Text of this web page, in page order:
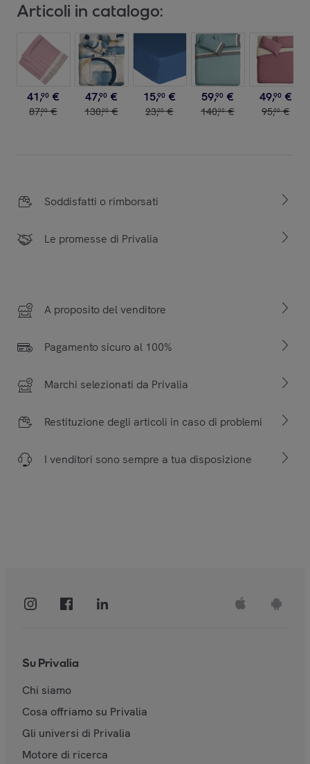
Articoli in catalogo:
41,90 €
87,00 €
47,90 €
130,00 €
15,90 €
23,00 €
59,90 €
140,00 €
49,90 €
95,00 €
Soddisfatti o rimborsati
Le promesse di Privalia
A proposito del venditore
Pagamento sicuro al 100%
Marchi selezionati da Privalia
Restituzione degli articoli in caso di problemi
I venditori sono sempre a tua disposizione
Su Privalia
Chi siamo
Cosa offriamo su Privalia
Gli universi di Privalia
Motore di ricerca